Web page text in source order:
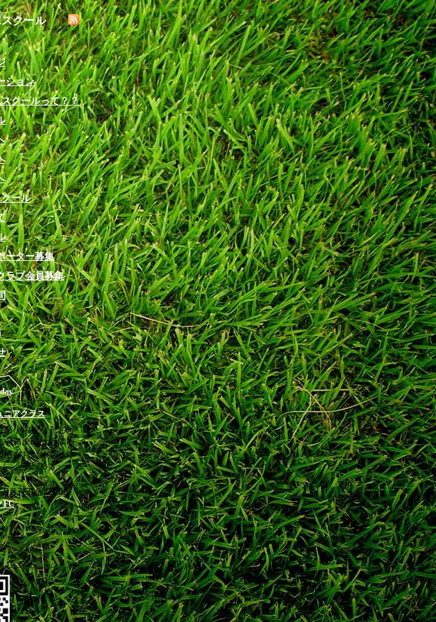
クール
ション
クールって？？
ール
ーター募集
ラブ会員募集
ニアクラス
東小学校 ※お帰
や満車時は近隣有
用をお勧めします
7：00-8：
月7日(金)23:00
FC